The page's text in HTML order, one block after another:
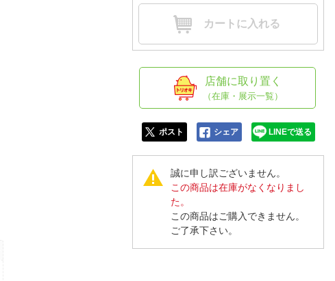
カートに入れる
店舗に取り置く
（在庫・展示一覧）
ポスト シェア LINEで送る
誠に申し訳ございません。
この商品は在庫がなくなりまし
た。
この商品はご購入できません。
ご了承下さい。